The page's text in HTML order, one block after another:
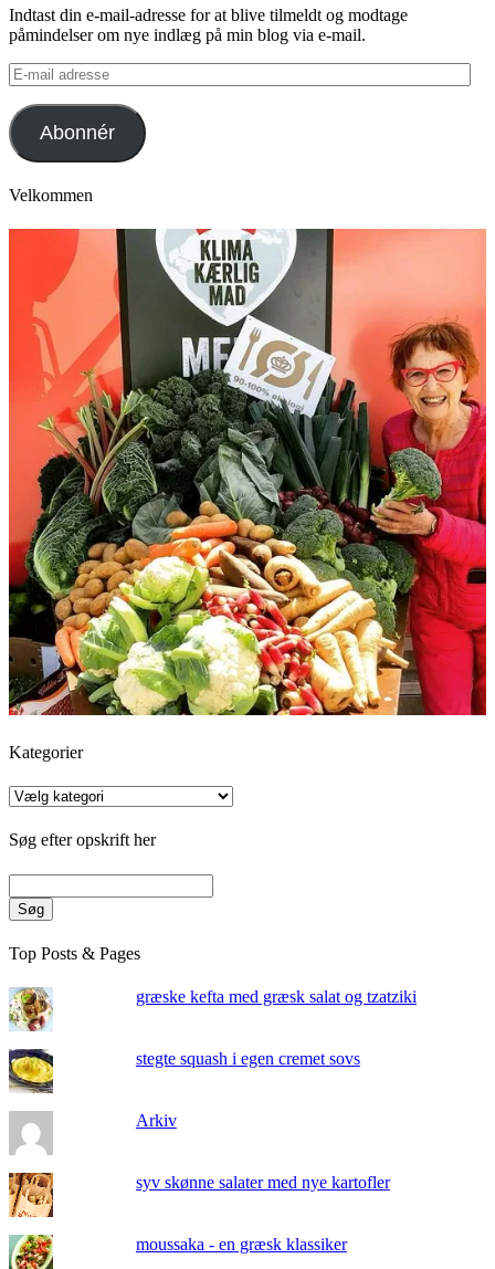
Indtast din e-mail-adresse for at blive tilmeldt og modtage
påmindelser om nye indlæg på min blog via e-mail.
E-
mail
adresse
Abonnér
Velkommen
Kategorier
Kategorier
Søg efter opskrift her
Søg
Top Posts & Pages
græske kefta med græsk salat og tzatziki
stegte squash i egen cremet sovs
Arkiv
syv skønne salater med nye kartofler
moussaka - en græsk klassiker